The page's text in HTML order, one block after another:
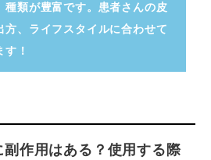
種類が豊富です。患者さんの皮
方、ライフスタイルに合わせて
！
作用はある？使用する際